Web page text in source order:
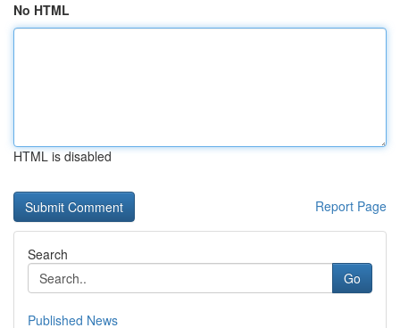
No HTML
HTML is disabled
Report Page
Search
Go
Published News